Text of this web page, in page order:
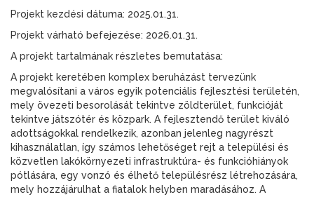
Projekt kezdési dátuma: 2025.01.31.
Projekt várható befejezése: 2026.01.31.
A projekt tartalmának részletes bemutatása:
A projekt keretében komplex beruházást tervezünk
megvalósítani a város egyik potenciális fejlesztési területén,
mely övezeti besorolását tekintve zöldterület, funkcióját
tekintve játszótér és közpark. A fejlesztendő terület kiváló
adottságokkal rendelkezik, azonban jelenleg nagyrészt
kihasználatlan, így számos lehetőséget rejt a települési és
közvetlen lakókörnyezeti infrastruktúra- és funkcióhiányok
pótlására, egy vonzó és élhető településrész létrehozására,
mely hozzájárulhat a fiatalok helyben maradásához. A